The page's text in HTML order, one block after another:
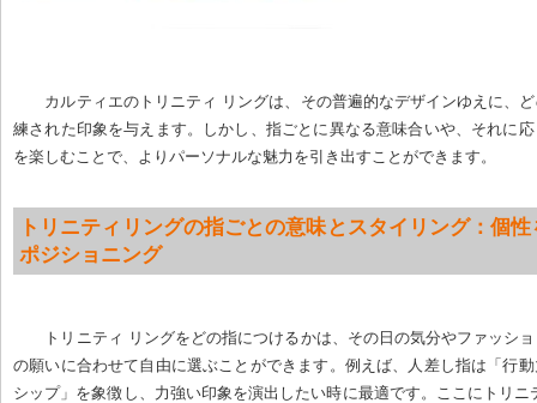
カルティエのトリニティ リングは、その普遍的なデザインゆえに、
練された印象を与えます。しかし、指ごとに異なる意味合いや、それに
を楽しむことで、よりパーソナルな魅力を引き出すことができます。
トリニティリングの指ごとの意味とスタイリング：個
ポジショニング
トリニティ リングをどの指につけるかは、その日の気分やファッシ
の願いに合わせて自由に選ぶことができます。例えば、人差し指は「行
シップ」を象徴し、力強い印象を演出したい時に最適です。ここにトリニ